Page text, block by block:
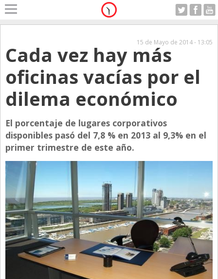
Home
Alerta
Anticipo
Campo
Club House
Coleccionistas
Con Estilo
De Bolsillo
Diarios de Argentina
Diarios del Mundo
Directivos
Ecología y Ambiente
Economía
Lunes 10.08.2026
15 de Mayo de 2014 - 13:05
Cada vez hay más
oficinas vacías por el
dilema económico
El porcentaje de lugares corporativos
disponibles pasó del 7,8 % en 2013 al 9,3% en el
primer trimestre de este año.